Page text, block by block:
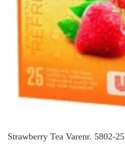
Strawberry Tea Varenr. 5802-25